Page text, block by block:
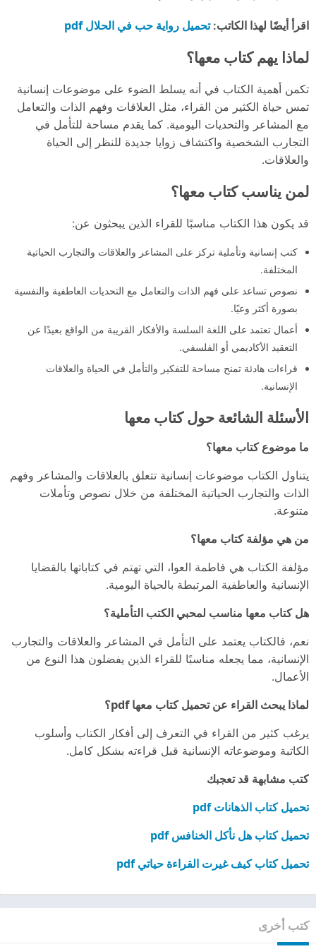
اقرأ أيضًا لهذا الكاتب:تحميل رواية حب في الحلال pdf
لماذا يهم كتاب معها؟
تكمن أهمية الكتاب في أنه يسلط الضوء على موضوعات إنسانية
تمس حياة الكثير من القراء، مثل العلاقات وفهم الذات والتعامل
مع المشاعر والتحديات اليومية. كما يقدم مساحة للتأمل في
التجارب الشخصية واكتشاف زوايا جديدة للنظر إلى الحياة
والعلاقات.
لمن يناسب كتاب معها؟
قد يكون هذا الكتاب مناسبًا للقراء الذين يبحثون عن:
كتب إنسانية وتأملية تركز على المشاعر والعلاقات والتجارب الحياتية
المختلفة.
نصوص تساعد على فهم الذات والتعامل مع التحديات العاطفية والنفسية
بصورة أكثر وعيًا.
أعمال تعتمد على اللغة السلسة والأفكار القريبة من الواقع بعيدًا عن
التعقيد الأكاديمي أو الفلسفي.
قراءات هادئة تمنح مساحة للتفكير والتأمل في الحياة والعلاقات
الإنسانية.
الأسئلة الشائعة حول كتاب معها
ما موضوع كتاب معها؟
يتناول الكتاب موضوعات إنسانية تتعلق بالعلاقات والمشاعر وفهم
الذات والتجارب الحياتية المختلفة من خلال نصوص وتأملات
متنوعة.
من هي مؤلفة كتاب معها؟
مؤلفة الكتاب هي فاطمة العوا، التي تهتم في كتاباتها بالقضايا
الإنسانية والعاطفية المرتبطة بالحياة اليومية.
هل كتاب معها مناسب لمحبي الكتب التأملية؟
نعم، فالكتاب يعتمد على التأمل في المشاعر والعلاقات والتجارب
الإنسانية، مما يجعله مناسبًا للقراء الذين يفضلون هذا النوع من
الأعمال.
لماذا يبحث القراء عن تحميل كتاب معها pdf؟
يرغب كثير من القراء في التعرف إلى أفكار الكتاب وأسلوب
الكاتبة وموضوعاته الإنسانية قبل قراءته بشكل كامل.
كتب مشابهة قد تعجبك
تحميل كتاب الذهانات pdf
تحميل كتاب هل نأكل الخنافس pdf
تحميل كتاب كيف غيرت القراءة حياتي pdf
كتب أخرى